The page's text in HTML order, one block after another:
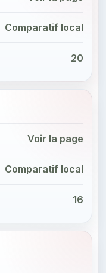
Comparatif local
20
Voir la page
Comparatif local
16